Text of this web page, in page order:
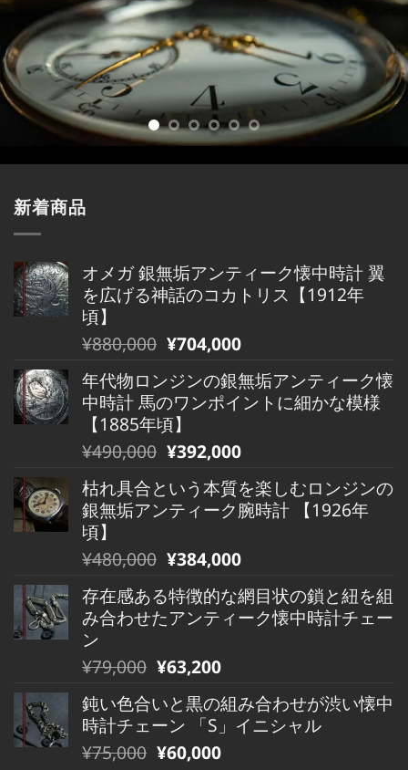
新着商品
オメガ 銀無垢アンティーク懐中時計 翼
を広げる神話のコカトリス【1912年
頃】
元
価
格
は
¥880,000
で
し
た。
¥880,000 現
の
価
格
は
¥880,000
で
す。
¥704,000
年代物ロンジンの銀無垢アンティーク懐
中時計 馬のワンポイントに細かな模様
【1885年頃】
元
価
格
は
¥490,000
で
し
た。
¥490,000 現
の
価
は
¥490,000
で
す。
¥392,000
枯れ具合という本質を楽しむロンジンの
銀無垢アンティーク腕時計 【1926年
頃】
元
価
格
は
¥480,000
で
し
た。
¥480,000 現
の
価
は
¥480,000
で
す。
¥384,000
存在感ある特徴的な網目状の鎖と紐を組
み合わせたアンティーク懐中時計チェー
ン
元
価
格
は
¥79,000 現
の
価
格
¥63,200
鈍い色合いと黒の組み合わせが渋い懐中
時計チェーン 「S」イニシャル
元
¥75,000 現
¥60,000